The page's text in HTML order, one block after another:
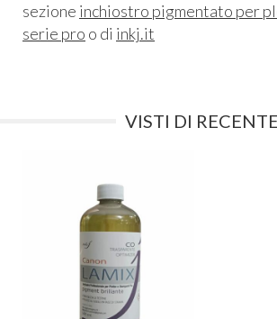
sezione inchiostro pigmentato per
serie pro o di inkj.it
VISTI DI RECENTE